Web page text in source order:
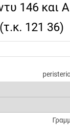
146 και
121 36)